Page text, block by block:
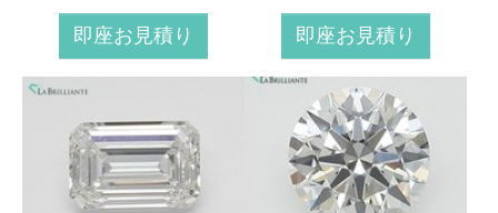
即座お見積り 即座お見積り